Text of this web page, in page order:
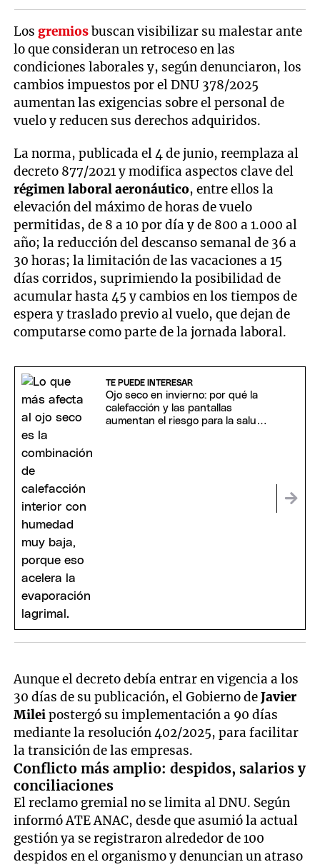
Losgremiosbuscan visibilizar su malestar ante
lo que consideran un retroceso en las
condiciones laborales y, según denunciaron, los
cambios impuestos por el DNU 378/2025
aumentan las exigencias sobre el personal de
vuelo y reducen sus derechos adquiridos.
La norma, publicada el 4 de junio, reemplaza al
decreto 877/2021 y modifica aspectos clave del
régimen laboral aeronáutico, entre ellos la
elevación del máximo de horas de vuelo
permitidas, de 8 a 10 por día y de 800 a 1.000 al
año; la reducción del descanso semanal de 36 a
30 horas; la limitación de las vacaciones a 15
días corridos, suprimiendo la posibilidad de
acumular hasta 45 y cambios en los tiempos de
espera y traslado previo al vuelo, que dejan de
computarse como parte de la jornada laboral.
TE PUEDE INTERESAR
Ojo seco en invierno: por qué la
calefacción y las pantallas
aumentan el riesgo para la salud
Aunque el decreto debía entrar en vigencia a los
30 días de su publicación, el Gobierno deJavier
Mileipostergó su implementación a 90 días
mediante la resolución 402/2025, para facilitar
la transición de las empresas.
Conflicto más amplio: despidos, salarios y
conciliaciones
El reclamo gremial no se limita al DNU. Según
informó ATE ANAC, desde que asumió la actual
gestión ya se registraron alrededor de 100
despidos en el organismo y denuncian un atraso